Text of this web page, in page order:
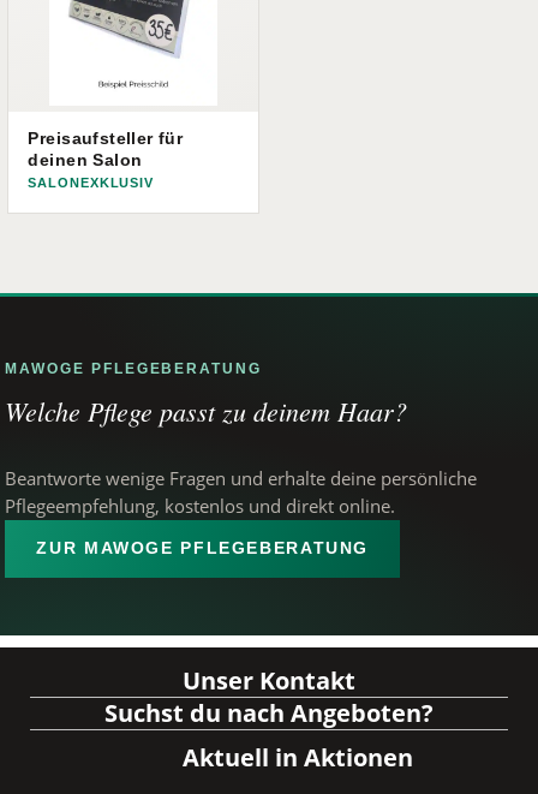
Preisaufsteller für
deinen Salon
SALONEXKLUSIV
MAWOGE PFLEGEBERATUNG
Welche Pflege passt zu deinem Haar?
Beantworte wenige Fragen und erhalte deine persönliche
Pflegeempfehlung, kostenlos und direkt online.
ZUR MAWOGE PFLEGEBERATUNG
Unser Kontakt
Suchst du nach Angeboten?
Aktuell in Aktionen